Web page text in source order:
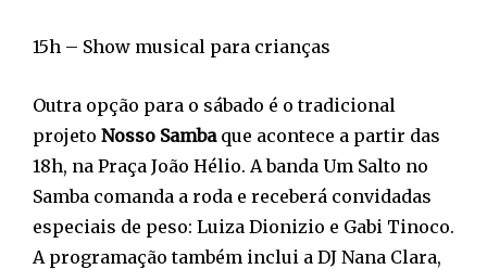
15h – Show musical para crianças
Outra opção para o sábado é o tradicional
projeto Nosso Sambaque acontece a partir das
18h, na Praça João Hélio. A banda Um Salto no
Samba comanda a roda e receberá convidadas
especiais de peso: Luiza Dionizio e Gabi Tinoco.
A programação também inclui a DJ Nana Clara,